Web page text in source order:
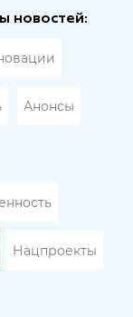
новостей:
Анонсы
Нацпроекты